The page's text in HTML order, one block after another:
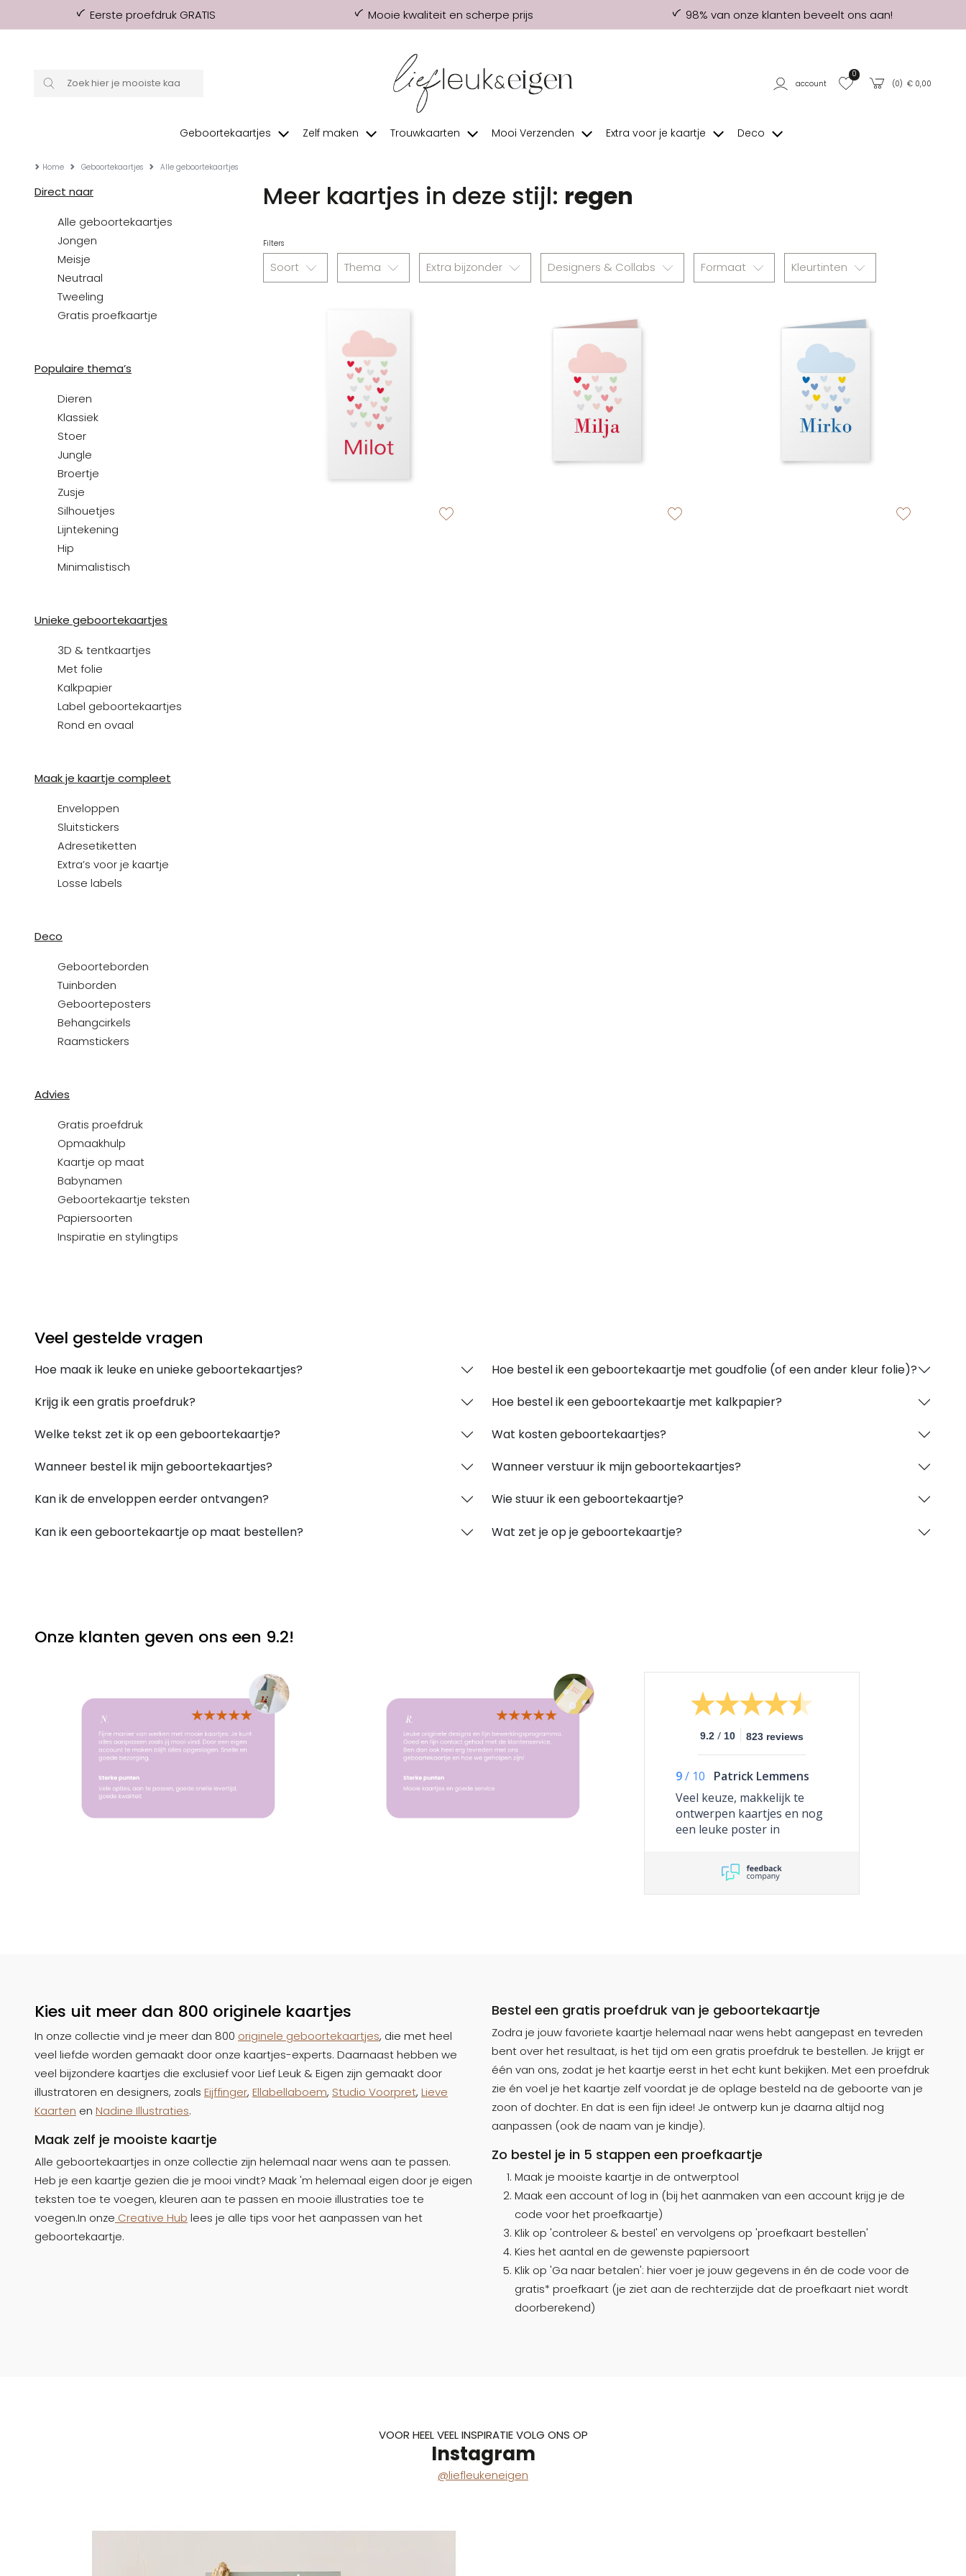
Eerste proefdruk GRATIS Mooie kwaliteit en scherpe prijs 98% van onze klanten beveelt ons aan!
account
0
(0) € 0,00
Geboortekaartjes Zelf maken Trouwkaarten Mooi Verzenden Extra voor je kaartje Deco
Home Geboortekaartjes Alle geboortekaartjes
Direct naar
Alle geboortekaartjes
Jongen
Meisje
Neutraal
Tweeling
Gratis proefkaartje
Populaire thema’s
Dieren
Klassiek
Stoer
Jungle
Broertje
Zusje
Silhouetjes
Lijntekening
Hip
Minimalistisch
Unieke geboortekaartjes
3D & tentkaartjes
Met folie
Kalkpapier
Label geboortekaartjes
Rond en ovaal
Maak je kaartje compleet
Enveloppen
Sluitstickers
Adresetiketten
Extra’s voor je kaartje
Losse labels
Deco
Geboorteborden
Tuinborden
Geboorteposters
Behangcirkels
Raamstickers
Advies
Gratis proefdruk
Opmaakhulp
Kaartje op maat
Babynamen
Geboortekaartje teksten
Papiersoorten
Inspiratie en stylingtips
Meer kaartjes in deze stijl: regen
Filters
Soort Thema Extra bijzonder Designers & Collabs Formaat Kleurtinten
Veel gestelde vragen
Hoe maak ik leuke en unieke geboortekaartjes?
Krijg ik een gratis proefdruk?
Welke tekst zet ik op een geboortekaartje?
Wanneer bestel ik mijn geboortekaartjes?
Kan ik de enveloppen eerder ontvangen?
Kan ik een geboortekaartje op maat bestellen?
Hoe bestel ik een geboortekaartje met goudfolie (of een ander kleur folie)?
Hoe bestel ik een geboortekaartje met kalkpapier?
Wat kosten geboortekaartjes?
Wanneer verstuur ik mijn geboortekaartjes?
Wie stuur ik een geboortekaartje?
Wat zet je op je geboortekaartje?
Onze klanten geven ons een 9.2!
9.2 / 10 823 reviews
9/ 10
Patrick Lemmens
Veel keuze, makkelijk te
ontwerpen kaartjes en nog
een leuke poster in
geboortekaartje cadeau.
Kies uit meer dan 800 originele kaartjes
In onze collectie vind je meer dan 800 originele geboortekaartjes, die met heel
veel liefde worden gemaakt door onze kaartjes-experts. Daarnaast hebben we
veel bijzondere kaartjes die exclusief voor Lief Leuk & Eigen zijn gemaakt door
illustratoren en designers, zoals Eijffinger, Ellabellaboem, Studio Voorpret, Lieve
Kaarten en Nadine Illustraties.
Maak zelf je mooiste kaartje
Alle geboortekaartjes in onze collectie zijn helemaal naar wens aan te passen.
Heb je een kaartje gezien die je mooi vindt? Maak 'm helemaal eigen door je eigen
teksten toe te voegen, kleuren aan te passen en mooie illustraties toe te
voegen.In onze Creative Hub lees je alle tips voor het aanpassen van het
geboortekaartje.
Bestel een gratis proefdruk van je geboortekaartje
Zodra je jouw favoriete kaartje helemaal naar wens hebt aangepast en tevreden
bent over het resultaat, is het tijd om een gratis proefdruk te bestellen. Je krijgt er
één van ons, zodat je het kaartje eerst in het echt kunt bekijken. Met een proefdruk
zie én voel je het kaartje zelf voordat je de oplage besteld na de geboorte van je
zoon of dochter. En dat is een fijn idee! Je ontwerp kun je daarna altijd nog
aanpassen (ook de naam van je kindje).
Zo bestel je in 5 stappen een proefkaartje
Maak je mooiste kaartje in de ontwerptool
Maak een account of log in (bij het aanmaken van een account krijg je de
code voor het proefkaartje)
Klik op 'controleer & bestel' en vervolgens op 'proefkaart bestellen'
Kies het aantal en de gewenste papiersoort
Klik op 'Ga naar betalen': hier voer je jouw gegevens in én de code voor de
gratis* proefkaart (je ziet aan de rechterzijde dat de proefkaart niet wordt
doorberekend)
VOOR HEEL VEEL INSPIRATIE VOLG ONS OP
Instagram
@liefleukeneigen